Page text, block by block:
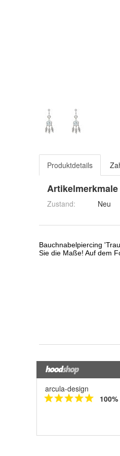
Produktdetails
Artikelmerkmale
Zustand: Neu
arcula-design